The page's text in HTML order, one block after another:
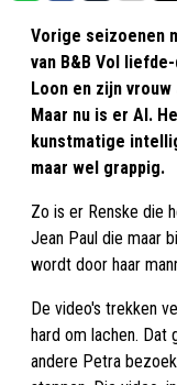
Vorige seizoenen
van B&B Vol
Loon en zijn
Maar nu is er AI.
kunstmatige
maar wel grappig.
Zo is er Renske die
Jean Paul die maar
wordt door haar
De video's trekken
hard om lachen.
andere Petra